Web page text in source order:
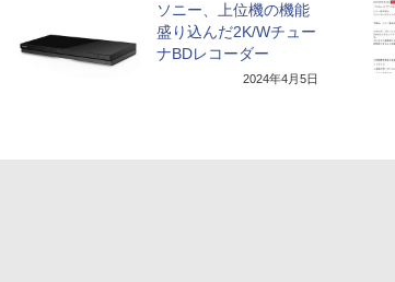
ソニー、上位機の機能
盛り込んだ2K/Wチュー
ナBDレコーダー
2024年4月5日